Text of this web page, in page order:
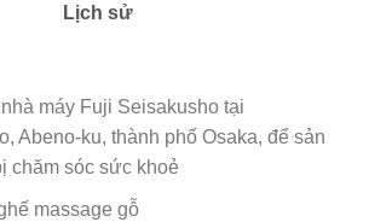
Lịch sử
nhà máy Fuji Seisakusho tại
Abeno-ku, thành phố Osaka, để sản
chăm sóc sức khoẻ
massage gỗ